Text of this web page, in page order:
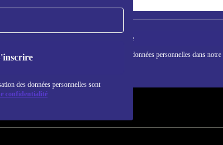
des données personnelles sont
confidentialité
S'inscrire
Retrouvez les informations sur l'utilisation des données personnelles dans notre